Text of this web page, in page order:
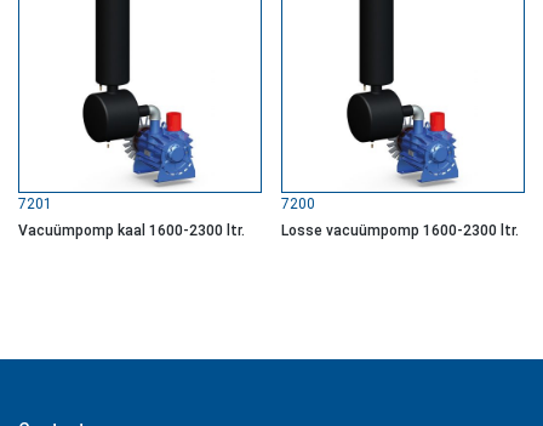
7201
Vacuümpomp kaal 1600-2300 ltr.
7200
Losse vacuümpomp 1600-2300 ltr.